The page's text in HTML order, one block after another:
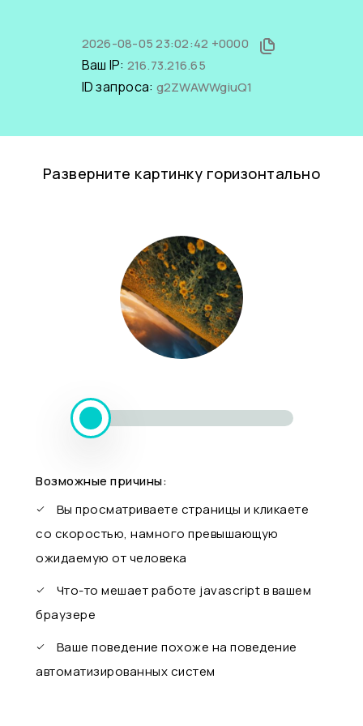
2026-08-05 23:02:42 +0000
Ваш IP: 216.73.216.65
ID запроса: g2ZWAWWgiuQ1
Разверните картинку горизонтально
Возможные причины:
Вы просматриваете страницы и кликаете
со скоростью, намного превышающую
ожидаемую от человека
Что-то мешает работе javascript в вашем
браузере
Ваше поведение похоже на поведение
автоматизированных систем